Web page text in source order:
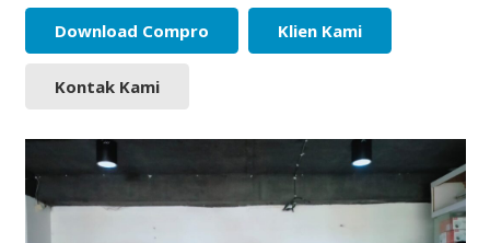
Download Compro Klien Kami
Kontak Kami